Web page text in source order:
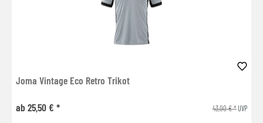
Joma Vintage Eco Retro Trikot
ab 25,50 € * 43,00 € *UVP